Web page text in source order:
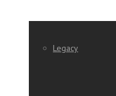
Legacy